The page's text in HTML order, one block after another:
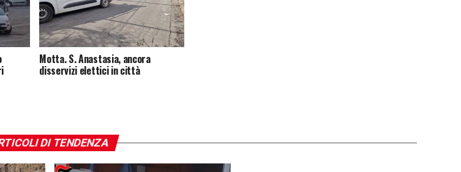
Motta. S. Anastasia, ancora
disservizi elettici in città
DI TENDENZA